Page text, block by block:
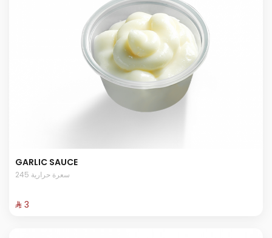
GARLIC SAUCE
245 سعرة حرارية
⁨⁦‪‬ 3⁩